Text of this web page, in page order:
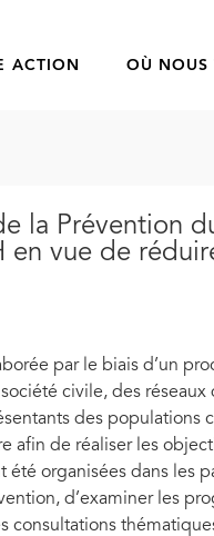
ACTION OÙ NOUS
la Prévention
en vue de
par le biais d’un
civile, des
des populations
afin de réaliser les
été organisées dans les
d’examiner les
consultations